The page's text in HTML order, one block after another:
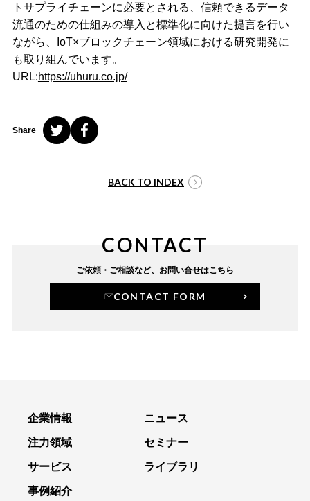
トサプライチェーンに必要とされる、信頼できるデータ
流通のための仕組みの導入と標準化に向けた提言を行い
ながら、IoT×ブロックチェーン領域における研究開発に
も取り組んでいます。
URL:https://uhuru.co.jp/
Share
BACK TO INDEX
CONTACT
ご依頼・ご相談など、 お問い合せはこちら
CONTACT FORM
企業情報
注力領域
サービス
事例紹介
ニュース
セミナー
ライブラリ